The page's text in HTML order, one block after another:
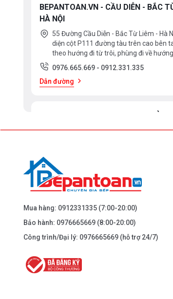
BEPANTOAN.VN - CẦU DIỄN - BẮC
HÀ NỘI
55 Đường Cầu Diễn - Bắc Từ Liêm - Hà
diện cột P111 đường tàu trên cao bên
theo hướng đi từ trôi, phùng đi về
0976.665.669 - 0912.331.335
Dẫn đường
BEPANTOAN.VN - ĐẠI LA - HAI BÀ
Dẫn đường
BEPANTOAN.VN - NGUYỄN TRÃI -
Dẫn đường
Mua hàng: 0912331335 (7:00-20:00)
Bảo hành: 0976665669 (8:00-20:00)
Công trình/Đại lý: 0976665669 (hỗ trợ 24/7)